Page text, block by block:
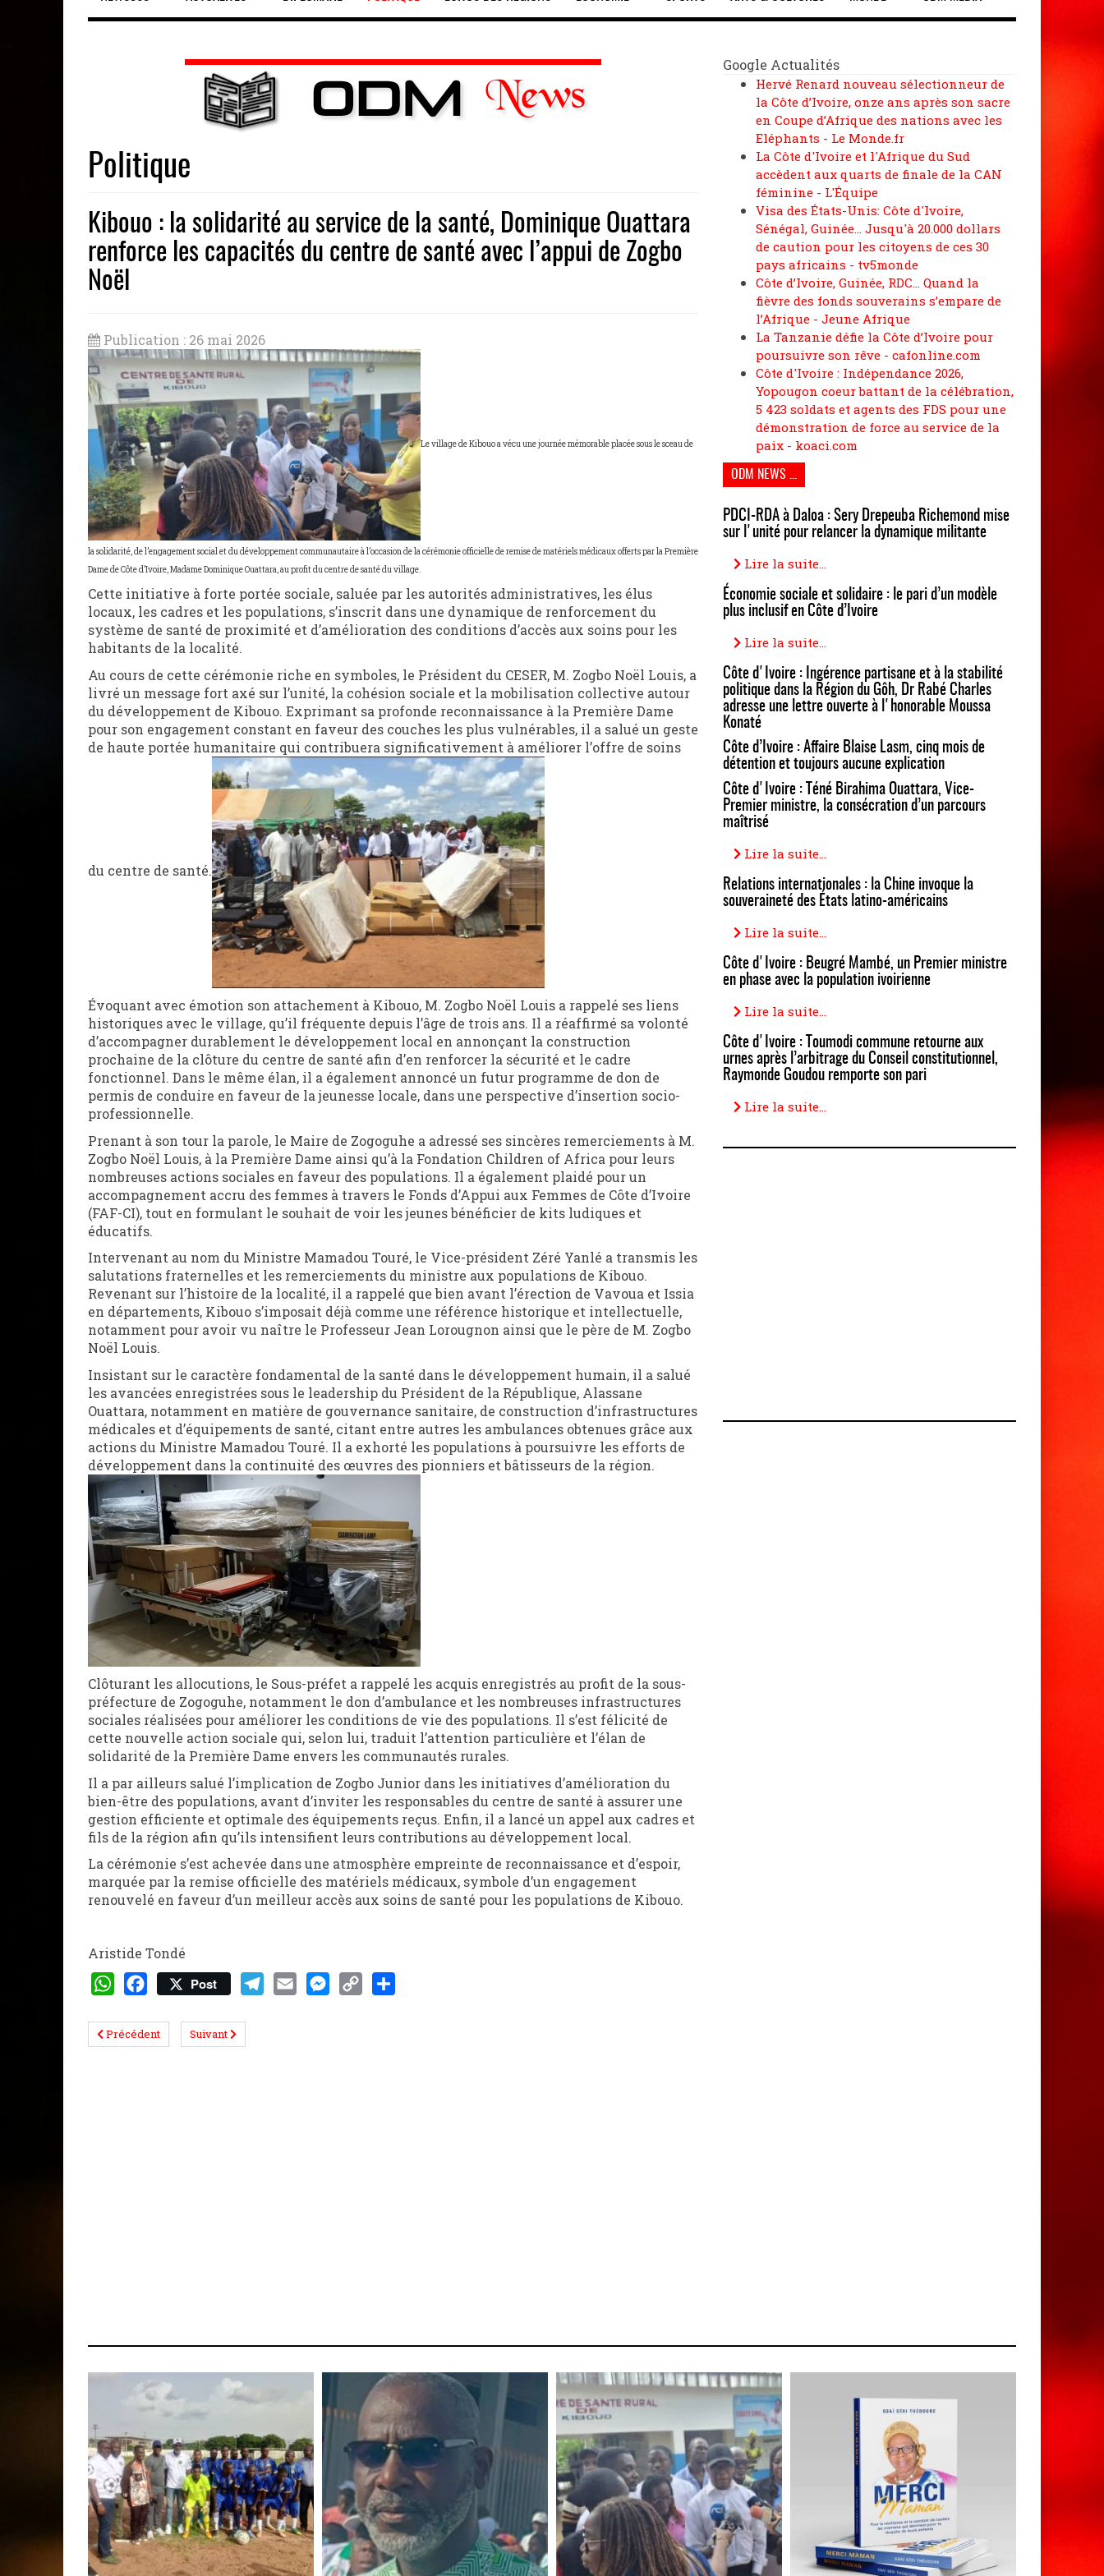
Politique
Kibouo : la solidarité au service de la santé, Dominique Ouattara
renforce les capacités du centre de santé avec l’appui de Zogbo
Noël
Publication : 26 mai 2026
Le village de Kibouo a vécu une journée mémorable placée sous le sceau de
la solidarité, de l’engagement social et du développement communautaire à l’occasion de la cérémonie officielle de remise de matériels médicaux offerts par la Première
Dame de Côte d’Ivoire, Madame Dominique Ouattara, au profit du centre de santé du village.
Cette initiative à forte portée sociale, saluée par les autorités administratives, les élus
locaux, les cadres et les populations, s’inscrit dans une dynamique de renforcement du
système de santé de proximité et d’amélioration des conditions d’accès aux soins pour les
habitants de la localité.
Au cours de cette cérémonie riche en symboles, le Président du CESER, M. Zogbo Noël Louis, a
livré un message fort axé sur l’unité, la cohésion sociale et la mobilisation collective autour
du développement de Kibouo. Exprimant sa profonde reconnaissance à la Première Dame
pour son engagement constant en faveur des couches les plus vulnérables, il a salué un geste
de haute portée humanitaire qui contribuera significativement à améliorer l’offre de soins
du centre de santé.
Évoquant avec émotion son attachement à Kibouo, M. Zogbo Noël Louis a rappelé ses liens
historiques avec le village, qu’il fréquente depuis l’âge de trois ans. Il a réaffirmé sa volonté
d’accompagner durablement le développement local en annonçant la construction
prochaine de la clôture du centre de santé afin d’en renforcer la sécurité et le cadre
fonctionnel. Dans le même élan, il a également annoncé un futur programme de don de
permis de conduire en faveur de la jeunesse locale, dans une perspective d’insertion socio-
professionnelle.
Prenant à son tour la parole, le Maire de Zogoguhe a adressé ses sincères remerciements à M.
Zogbo Noël Louis, à la Première Dame ainsi qu’à la Fondation Children of Africa pour leurs
nombreuses actions sociales en faveur des populations. Il a également plaidé pour un
accompagnement accru des femmes à travers le Fonds d’Appui aux Femmes de Côte d’Ivoire
(FAF-CI), tout en formulant le souhait de voir les jeunes bénéficier de kits ludiques et
éducatifs.
Intervenant au nom du Ministre Mamadou Touré, le Vice-président Zéré Yanlé a transmis les
salutations fraternelles et les remerciements du ministre aux populations de Kibouo.
Revenant sur l’histoire de la localité, il a rappelé que bien avant l’érection de Vavoua et Issia
en départements, Kibouo s’imposait déjà comme une référence historique et intellectuelle,
notamment pour avoir vu naître le Professeur Jean Lorougnon ainsi que le père de M. Zogbo
Noël Louis.
Insistant sur le caractère fondamental de la santé dans le développement humain, il a salué
les avancées enregistrées sous le leadership du Président de la République, Alassane
Ouattara, notamment en matière de gouvernance sanitaire, de construction d’infrastructures
médicales et d’équipements de santé, citant entre autres les ambulances obtenues grâce aux
actions du Ministre Mamadou Touré. Il a exhorté les populations à poursuivre les efforts de
développement dans la continuité des œuvres des pionniers et bâtisseurs de la région.
Clôturant les allocutions, le Sous-préfet a rappelé les acquis enregistrés au profit de la sous-
préfecture de Zogoguhe, notamment le don d’ambulance et les nombreuses infrastructures
sociales réalisées pour améliorer les conditions de vie des populations. Il s’est félicité de
cette nouvelle action sociale qui, selon lui, traduit l’attention particulière et l’élan de
solidarité de la Première Dame envers les communautés rurales.
Il a par ailleurs salué l’implication de Zogbo Junior dans les initiatives d’amélioration du
bien-être des populations, avant d’inviter les responsables du centre de santé à assurer une
gestion efficiente et optimale des équipements reçus. Enfin, il a lancé un appel aux cadres et
fils de la région afin qu’ils intensifient leurs contributions au développement local.
La cérémonie s’est achevée dans une atmosphère empreinte de reconnaissance et d’espoir,
marquée par la remise officielle des matériels médicaux, symbole d’un engagement
renouvelé en faveur d’un meilleur accès aux soins de santé pour les populations de Kibouo.
Aristide Tondé
Post
Précédent Suivant
Google Actualités
Hervé Renard nouveau sélectionneur de
la Côte d’Ivoire, onze ans après son sacre
en Coupe d’Afrique des nations avec les
Eléphants - Le Monde.fr
La Côte d'Ivoire et l'Afrique du Sud
accèdent aux quarts de finale de la CAN
féminine - L'Équipe
Visa des États-Unis: Côte d'Ivoire,
Sénégal, Guinée... Jusqu'à 20.000 dollars
de caution pour les citoyens de ces 30
pays africains - tv5monde
Côte d’Ivoire, Guinée, RDC… Quand la
fièvre des fonds souverains s’empare de
l’Afrique - Jeune Afrique
La Tanzanie défie la Côte d’Ivoire pour
poursuivre son rêve - cafonline.com
Côte d'Ivoire : Indépendance 2026,
Yopougon coeur battant de la célébration,
5 423 soldats et agents des FDS pour une
démonstration de force au service de la
paix - koaci.com
ODM NEWS ...
PDCI-RDA à Daloa : Sery Drepeuba Richemond mise
sur l'unité pour relancer la dynamique militante
Lire la suite...
Économie sociale et solidaire : le pari d’un modèle
plus inclusif en Côte d’Ivoire
Lire la suite...
Côte d'Ivoire : Ingérence partisane et à la stabilité
politique dans la Région du Gôh, Dr Rabé Charles
adresse une lettre ouverte à l'honorable Moussa
Konaté
Côte d’Ivoire : Affaire Blaise Lasm, cinq mois de
détention et toujours aucune explication
Côte d'Ivoire : Téné Birahima Ouattara, Vice-
Premier ministre, la consécration d’un parcours
maîtrisé
Lire la suite...
Relations internationales : la Chine invoque la
souveraineté des États latino-américains
Lire la suite...
Côte d'Ivoire : Beugré Mambé, un Premier ministre
en phase avec la population ivoirienne
Lire la suite...
Côte d'Ivoire : Toumodi commune retourne aux
urnes après l’arbitrage du Conseil constitutionnel,
Raymonde Goudou remporte son pari
Lire la suite...